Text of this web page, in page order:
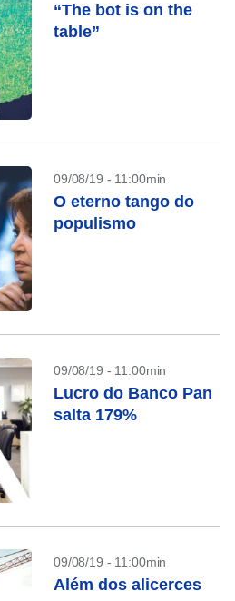
“The bot is on the
table”
09/08/19 - 11:00min
O eterno tango do
populismo
09/08/19 - 11:00min
Lucro do Banco Pan
salta 179%
09/08/19 - 11:00min
Além dos alicerces